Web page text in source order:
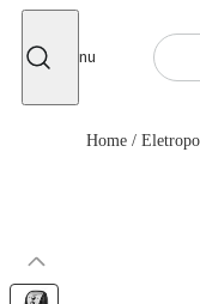
Menu
Home /